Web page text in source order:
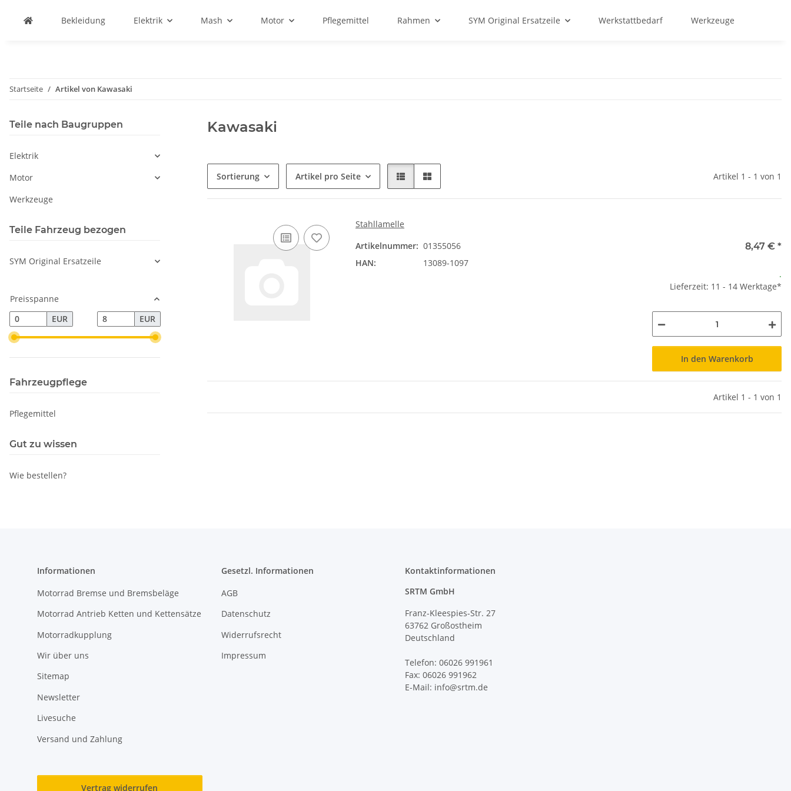
Bekleidung Elektrik Mash Motor Pflegemittel Rahmen SYM Original Ersatzeile Werkstattbedarf Werkzeuge
Startseite Artikel von Kawasaki
Kawasaki
Sortierung Artikel pro Seite Artikel 1 - 1 von 1
Stahllamelle
Artikelnummer: 01355056
HAN:
13089-1097
8,47 € *
.
Lieferzeit: 11 - 14 Werktage*
In den Warenkorb
Artikel 1 - 1 von 1
Teile nach Baugruppen
Elektrik
Motor
Werkzeuge
Teile Fahrzeug bezogen
SYM Original Ersatzeile
Preisspanne
EUR
EUR
Fahrzeugpflege
Pflegemittel
Gut zu wissen
Wie bestellen?
Informationen
Motorrad Bremse und Bremsbeläge
Motorrad Antrieb Ketten und Kettensätze
Motorradkupplung
Wir über uns
Sitemap
Newsletter
Livesuche
Versand und Zahlung
Gesetzl. Informationen
AGB
Datenschutz
Widerrufsrecht
Impressum
Kontaktinformationen
SRTM GmbH
Franz-Kleespies-Str. 27
63762 Großostheim
Deutschland
Telefon: 06026 991961
Fax: 06026 991962
E-Mail: info@srtm.de
Vertrag widerrufen